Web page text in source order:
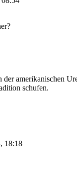
der amerikanischen
schufen.
18:18